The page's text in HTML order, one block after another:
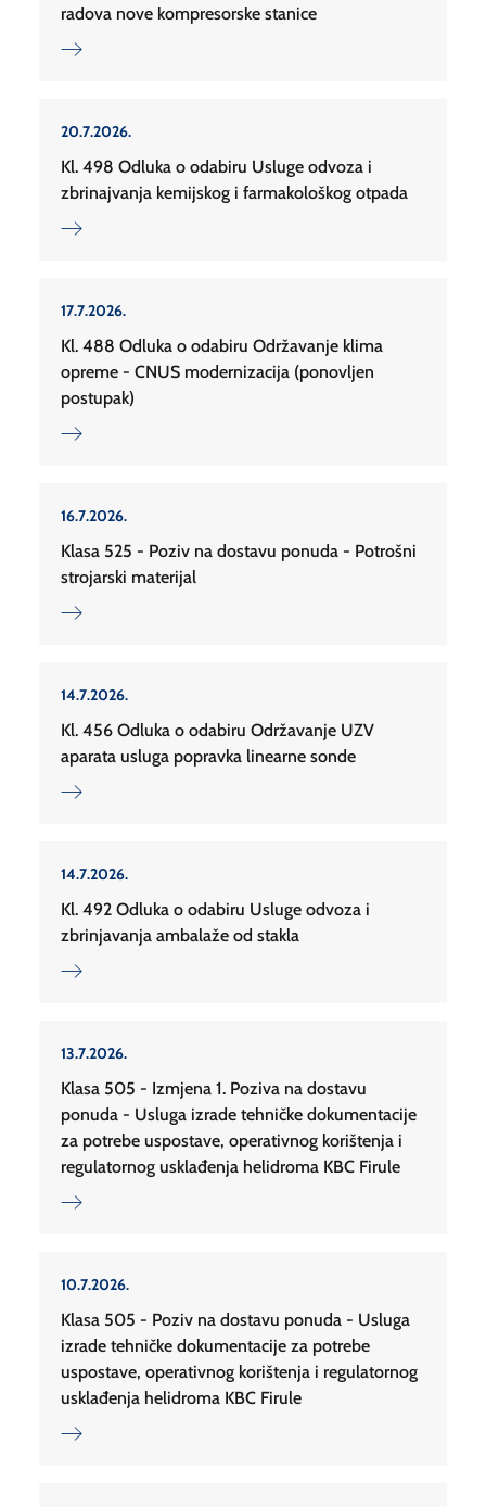
radova nove kompresorske stanice
20.7.2026.
Kl. 498 Odluka o odabiru Usluge odvoza i
zbrinajvanja kemijskog i farmakološkog otpada
17.7.2026.
Kl. 488 Odluka o odabiru Održavanje klima
opreme - CNUS modernizacija (ponovljen
postupak)
16.7.2026.
Klasa 525 - Poziv na dostavu ponuda - Potrošni
strojarski materijal
14.7.2026.
Kl. 456 Odluka o odabiru Održavanje UZV
aparata usluga popravka linearne sonde
14.7.2026.
Kl. 492 Odluka o odabiru Usluge odvoza i
zbrinjavanja ambalaže od stakla
13.7.2026.
Klasa 505 - Izmjena 1. Poziva na dostavu
ponuda - Usluga izrade tehničke dokumentacije
za potrebe uspostave, operativnog korištenja i
regulatornog usklađenja helidroma KBC Firule
10.7.2026.
Klasa 505 - Poziv na dostavu ponuda - Usluga
izrade tehničke dokumentacije za potrebe
uspostave, operativnog korištenja i regulatornog
usklađenja helidroma KBC Firule